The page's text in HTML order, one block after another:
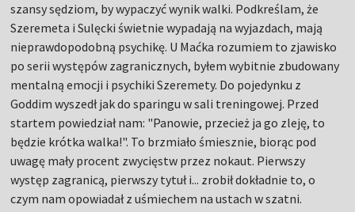
szansy sędziom, by wypaczyć wynik walki. Podkreślam, że
Szeremeta i Sulęcki świetnie wypadają na wyjazdach, mają
nieprawdopodobną psychikę. U Maćka rozumiem to zjawisko
po serii występów zagranicznych, byłem wybitnie zbudowany
mentalną emocji i psychiki Szeremety. Do pojedynku z
Goddim wyszedł jak do sparingu w sali treningowej. Przed
startem powiedział nam: "Panowie, przecież ja go zleję, to
będzie krótka walka!". To brzmiało śmiesznie, biorąc pod
uwagę mały procent zwycięstw przez nokaut. Pierwszy
występ zagranicą, pierwszy tytuł i... zrobił dokładnie to, o
czym nam opowiadał z uśmiechem na ustach w szatni.